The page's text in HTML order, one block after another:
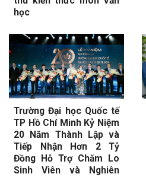
học
Trường Đại học Quốc tế
TP Hồ Chí Minh Kỷ Niệm
20 Năm Thành Lập và
Tiếp Nhận Hơn 2 Tỷ
Đồng Hỗ Trợ Chăm Lo
Sinh Viên và Nghiên